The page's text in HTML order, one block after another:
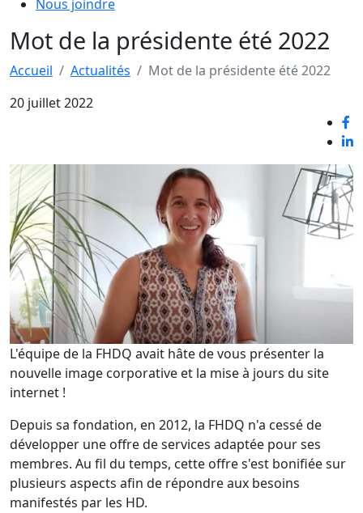
Nous joindre
Mot de la présidente été 2022
Accueil Actualités
Mot de la présidente été 2022
20 juillet 2022
L'équipe de la FHDQ avait hâte de vous présenter la
nouvelle image corporative et la mise à jours du site
internet !
Depuis sa fondation, en 2012, la FHDQ n'a cessé de
développer une offre de services adaptée pour ses
membres. Au fil du temps, cette offre s'est bonifiée sur
plusieurs aspects afin de répondre aux besoins
manifestés par les HD.